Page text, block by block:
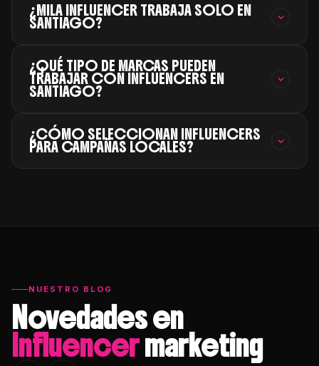
¿MILA INFLUENCER TRABAJA SOLO EN
SANTIAGO?
¿QUÉ TIPO DE MARCAS PUEDEN
TRABAJAR CON INFLUENCERS EN
SANTIAGO?
¿CÓMO SELECCIONAN INFLUENCERS
PARA CAMPAÑAS LOCALES?
NUESTRO BLOG
Novedades en
Influencermarketing